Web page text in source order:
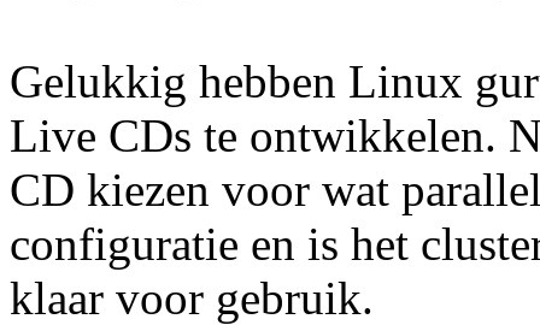
Gelukkig hebben Linux
Live CDs te ontwikkelen.
CD kiezen voor wat
configuratie en is het
klaar voor gebruik.